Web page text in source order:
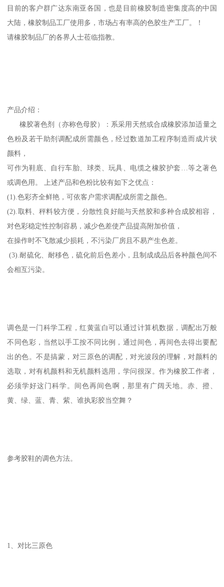
目前的客户群广达东南亚各国，也是目前橡胶制造密集度高的中国
大陆，橡胶制品工厂使用多，市场占有率高的色胶生产工厂。！
请橡胶制品厂的各界人士莅临指教。
产品介绍：
橡胶著色剂（亦称色母胶）：系采用天然或合成橡胶添加适量之
色粉及若干助剂调配成所需颜色，经过数道加工程序制造而成片状
颜料，
可作为鞋底、自行车胎、球类、玩具、电缆之橡胶护套…等之著色
或调色用。 上述产品和色粉比较有如下之优点：
(1).色彩齐全鲜艳，可依客户需求调配成所需之颜色。
(2).取料、秤料较方便，分散性良好能与天然胶和多种合成胶相容，
对色彩稳定性控制容易，减少色差使产品提高附加价值，
在操作时不飞散减少损耗，不污染厂房且不易产生色差。
(3).耐硫化、耐移色，硫化前后色差小，且制成成品后各种颜色间不
会相互污染。
调色是一门科学工程，红黄蓝白可以通过计算机数据，调配出万般
不同色彩，当然以手工按不同比例，通过间色，再间色去得出要配
出的色。不是搞蒙，对三原色的调配，对光波段的理解，对颜料的
选取，对有机颜料和无机颜料选用，学问很深。作为橡胶工作者，
必须学好这门科学。间色再间色啊，那里有广阔天地。赤、撜、
黄、绿、蓝、青、紫、谁执彩胶当空舞？
参考胶鞋的调色方法。
1、对比三原色